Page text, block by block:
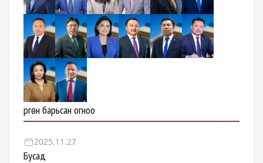
Өргөн барьсан огноо
2025.11.27
Бусад